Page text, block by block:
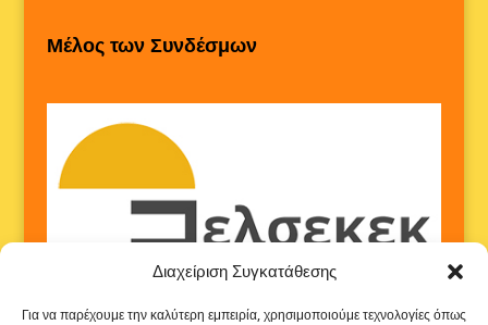
Διαχείριση Συγκατάθεσης
Για να παρέχουμε την καλύτερη εμπειρία, χρησιμοποιούμε τεχνολογίες όπως
Μέλος των Συνδέσμων